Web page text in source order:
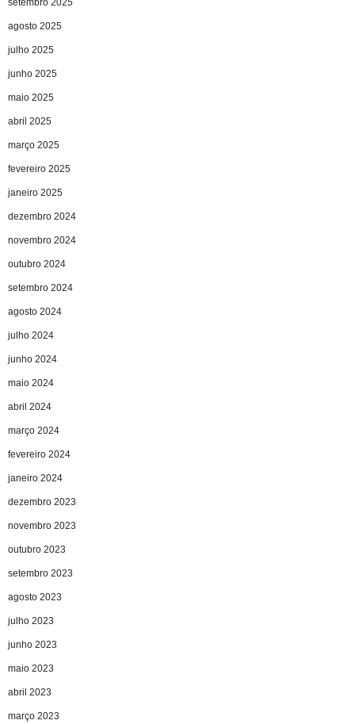
agosto 2025
julho 2025
junho 2025
maio 2025
abril 2025
março 2025
fevereiro 2025
janeiro 2025
dezembro 2024
novembro 2024
outubro 2024
setembro 2024
agosto 2024
julho 2024
junho 2024
maio 2024
abril 2024
março 2024
fevereiro 2024
janeiro 2024
dezembro 2023
novembro 2023
outubro 2023
setembro 2023
agosto 2023
julho 2023
junho 2023
maio 2023
abril 2023
março 2023